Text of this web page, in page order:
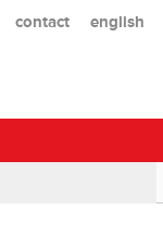
contact english